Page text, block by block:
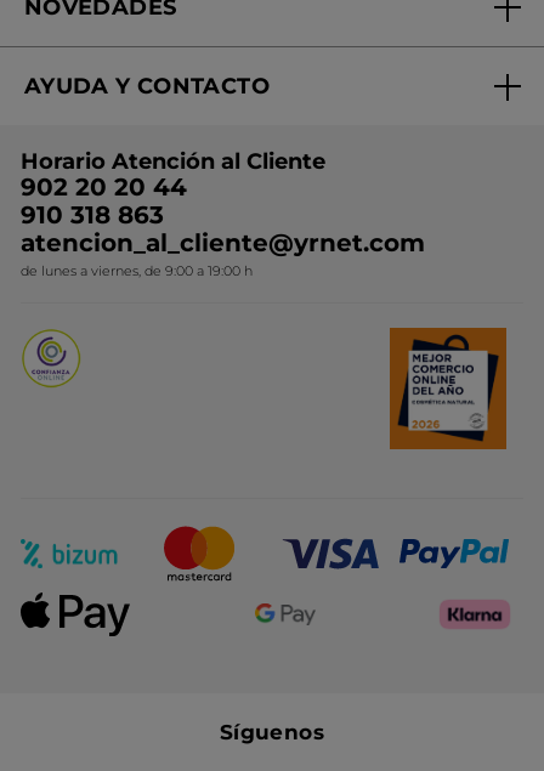
Mi club Yves Rocher
¿Quiénes somos?
Nuestros compromisos
Conviértete en Franquiciada
NOVEDADES
Rebajas
Ideas de Regalo
Colección Monoi
Novedades del mes
AYUDA Y CONTACTO
Contacto
Horario Atención al Cliente
902 20 20 44
910 318 863
atencion_al_cliente@yrnet.com
de lunes a viernes, de 9:00 a 19:00 h
Síguenos